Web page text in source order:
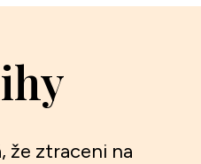
že ztraceni na